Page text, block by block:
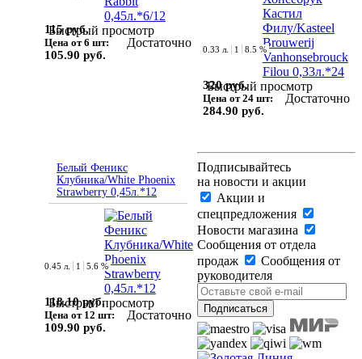
Быстрый просмотр
115 руб.
Цена от 6 шт:
105.90 руб.
Достаточно
Быстрый просмотр
0.33 л. 1 8.5 %
320 руб.
Цена от 24 шт:
284.90 руб.
Достаточно
Белый Феникс
Клубника/White Phoenix
Strawberry 0,45л.*12
Быстрый просмотр
0.45 л. 1 5.6 %
118.10 руб.
Цена от 12 шт:
109.90 руб.
Достаточно
Подписывайтесь
на новости и акции
Акции и
спецпредложения
Новости магазина
Сообщения от отдела
продаж
Сообщения от
руководителя